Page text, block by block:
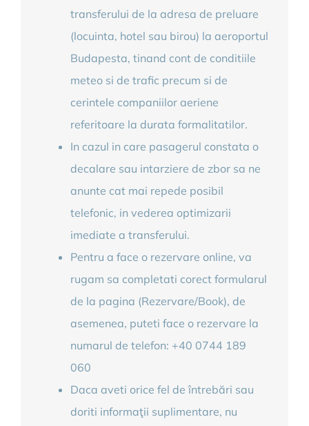
transferului de la adresa de preluare
(locuinta, hotel sau birou) la aeroportul
Budapesta, tinand cont de conditiile
meteo si de trafic precum si de
cerintele companiilor aeriene
referitoare la durata formalitatilor.
In cazul in care pasagerul constata o
decalare sau intarziere de zbor sa ne
anunte cat mai repede posibil
telefonic, in vederea optimizarii
imediate a transferului.
Pentru a face o rezervare online, va
rugam sa completati corect formularul
de la pagina (Rezervare/Book), de
asemenea, puteti face o rezervare la
numarul de telefon: +40 0744 189
060
Daca aveti orice fel de întrebări sau
doriti informaţii suplimentare, nu